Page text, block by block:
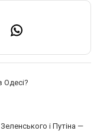
Одесі?
і Путіна —